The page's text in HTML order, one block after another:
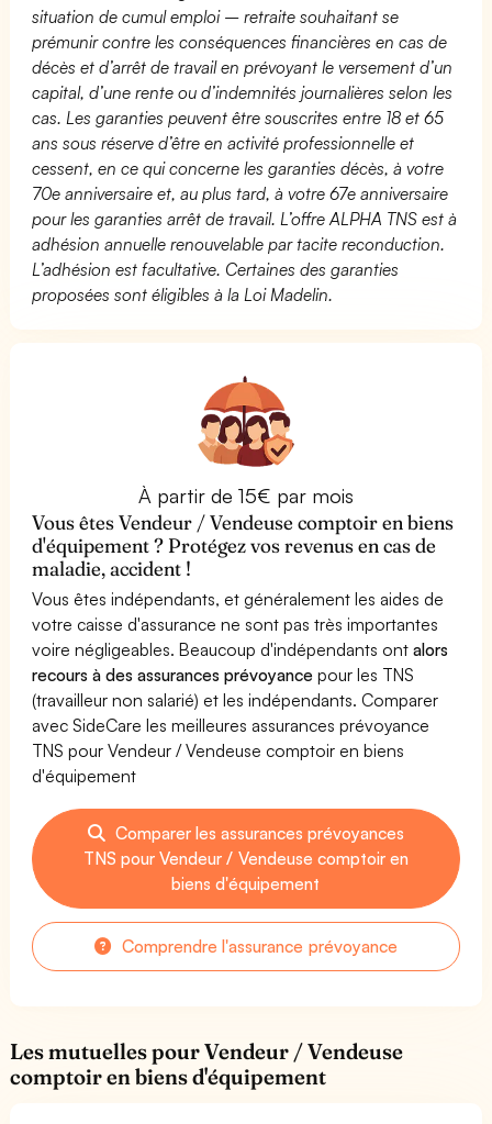
situation de cumul emploi – retraite souhaitant se
prémunir contre les conséquences financières en cas de
décès et d’arrêt de travail en prévoyant le versement d’un
capital, d’une rente ou d’indemnités journalières selon les
cas. Les garanties peuvent être souscrites entre 18 et 65
ans sous réserve d’être en activité professionnelle et
cessent, en ce qui concerne les garanties décès, à votre
70e anniversaire et, au plus tard, à votre 67e anniversaire
pour les garanties arrêt de travail. L’offre ALPHA TNS est à
adhésion annuelle renouvelable par tacite reconduction.
L’adhésion est facultative. Certaines des garanties
proposées sont éligibles à la Loi Madelin.
À partir de 15€ par mois
Vous êtes Vendeur / Vendeuse comptoir en biens
d'équipement ? Protégez vos revenus en cas de
maladie, accident !
Vous êtes indépendants, et généralement les aides de
votre caisse d'assurance ne sont pas très importantes
voire négligeables. Beaucoup d'indépendants ontalors
recours à des assurances prévoyance pour les TNS
(travailleur non salarié) et les indépendants. Comparer
avec SideCare les meilleures assurances prévoyance
TNS pour Vendeur / Vendeuse comptoir en biens
d'équipement
Comparer les assurances prévoyances
TNS pour Vendeur / Vendeuse comptoir en
biens d'équipement
Comprendre l'assurance prévoyance
Les mutuelles pour Vendeur / Vendeuse
comptoir en biens d'équipement